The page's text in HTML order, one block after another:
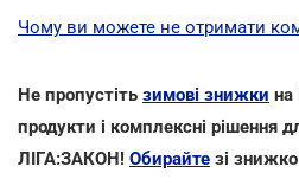
Чому ви можете не отримати
Не пропустіть зимові знижки на
продукти і комплексні рішення
ЛІГА:ЗАКОН! Обирайте зі